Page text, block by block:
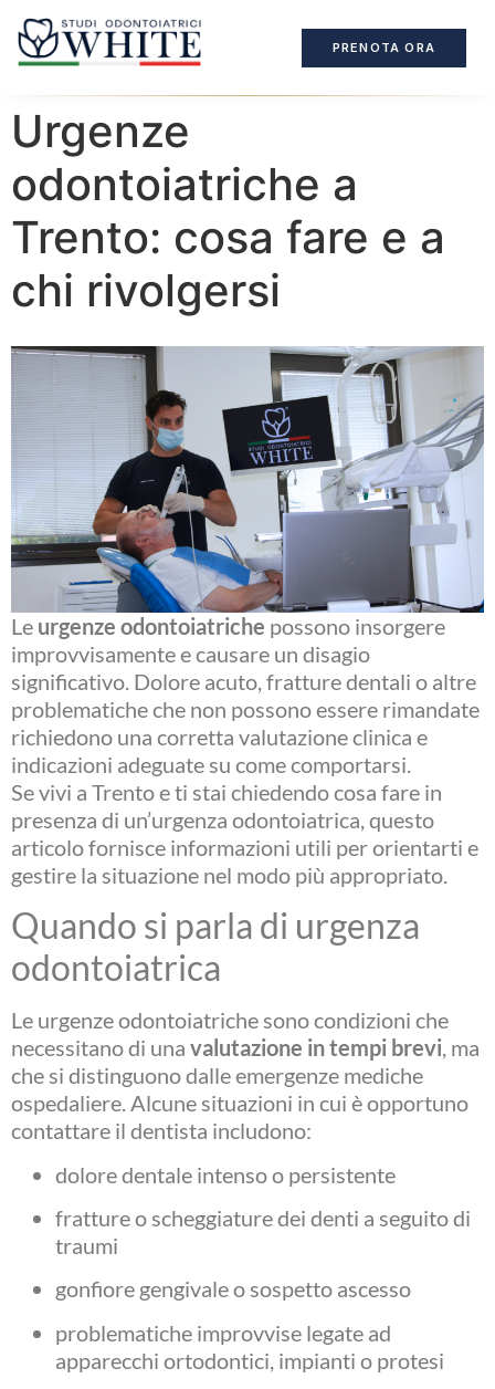
PRENOTA ORA
Urgenze
odontoiatriche a
Trento: cosa fare e a
chi rivolgersi
Le urgenze odontoiatriche possono insorgere
improvvisamente e causare un disagio
significativo. Dolore acuto, fratture dentali o altre
problematiche che non possono essere rimandate
richiedono una corretta valutazione clinica e
indicazioni adeguate su come comportarsi.
Se vivi a Trento e ti stai chiedendo cosa fare in
presenza di un’urgenza odontoiatrica, questo
articolo fornisce informazioni utili per orientarti e
gestire la situazione nel modo più appropriato.
Quando si parla di urgenza
odontoiatrica
Le urgenze odontoiatriche sono condizioni che
necessitano di una valutazione in tempi brevi, ma
che si distinguono dalle emergenze mediche
ospedaliere. Alcune situazioni in cui è opportuno
contattare il dentista includono:
dolore dentale intenso o persistente
fratture o scheggiature dei denti a seguito di
traumi
gonfiore gengivale o sospetto ascesso
problematiche improvvise legate ad
apparecchi ortodontici, impianti o protesi